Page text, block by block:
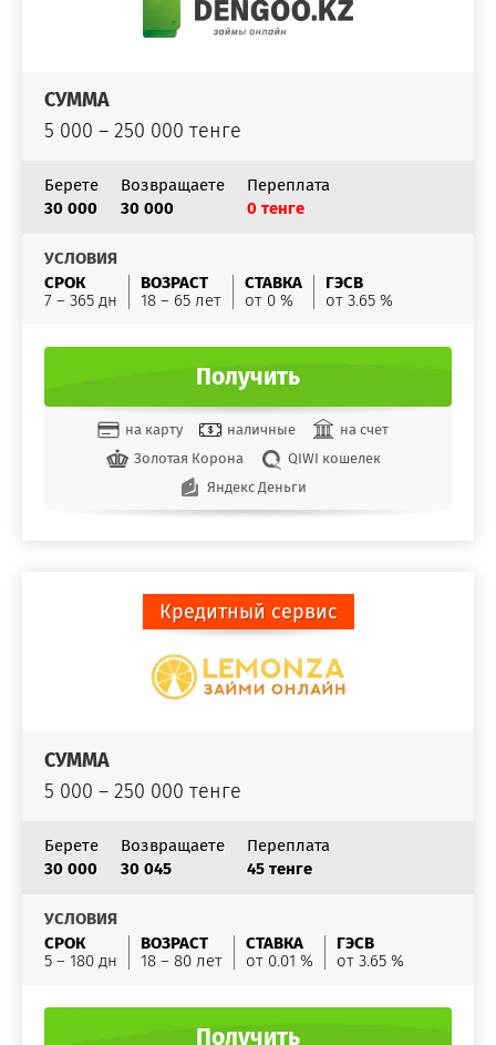
СУММА
5 000 – 250 000 тенге
Берете
30 000
Возвращаете
30 000
Переплата
0 тенге
УСЛОВИЯ
СРОК
7 – 365 дн
ВОЗРАСТ
18 – 65 лет
СТАВКА
от 0 %
ГЭСВ
от 3.65 %
Получить
на карту наличные
на счет
Золотая Корона
QIWI кошелек
Яндекс Деньги
Кредитный сервис
СУММА
5 000 – 250 000 тенге
Берете
30 000
Возвращаете
30 045
Переплата
45 тенге
УСЛОВИЯ
СРОК
5 – 180 дн
ВОЗРАСТ
18 – 80 лет
СТАВКА
от 0.01 %
ГЭСВ
от 3.65 %
Получить